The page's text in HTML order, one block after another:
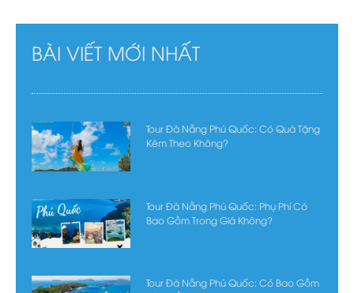
BÀI VIẾT MỚI NHẤT
Tour Đà Nẵng Phú Quốc: Có Quà Tặng
Kèm Theo Không?
Tour Đà Nẵng Phú Quốc: Phụ Phí Có
Bao Gồm Trong Giá Không?
Tour Đà Nẵng Phú Quốc: Có Bao Gồm